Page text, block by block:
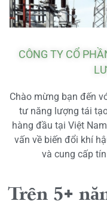
CÔNG TY CỔ
Chào mừng bạn đến
tư năng lượng tái
hàng đầu tại Việt
vấn về biến đổi khí
và cung cấp
Trên 5+